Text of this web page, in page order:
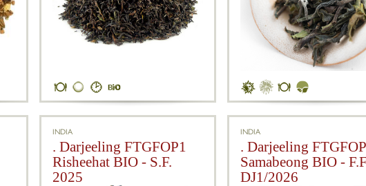
INDIA
. Darjeeling FTGFOP1
Risheehat BIO - S.F.
2025
INDIA
. Darjeeling
Samabeong BIO -
DJ1/2026